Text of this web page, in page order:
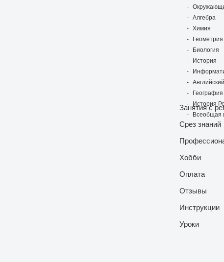
Алгебра
Химия
Геометрия
Биология
История
География
История
Всеобщая
Занятия с
Срез знаний
Хобби
Оплата
Отзывы
Инструкции
Уроки